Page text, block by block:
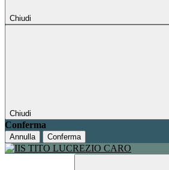
Chiudi
Chiudi
Conferma
Annulla Conferma